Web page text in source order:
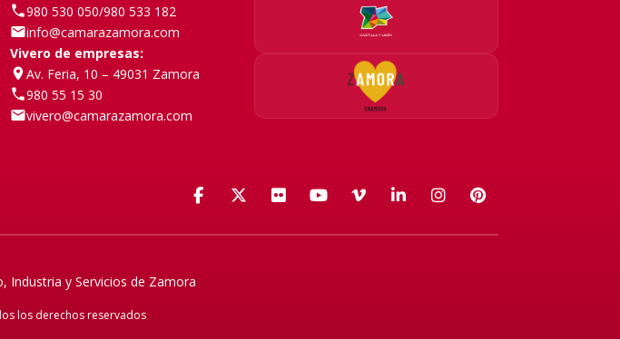
980 530 050/980 533 182
info@camarazamora.com
Vivero de empresas:
Av. Feria, 10 – 49031 Zamora
980 55 15 30
vivero@camarazamora.com
Facebook
X (Twitter)
FlickrYouTube
VimeoLinkedIn
Instagram
Pinterest
Industria y Servicios de Zamora
los derechos reservados